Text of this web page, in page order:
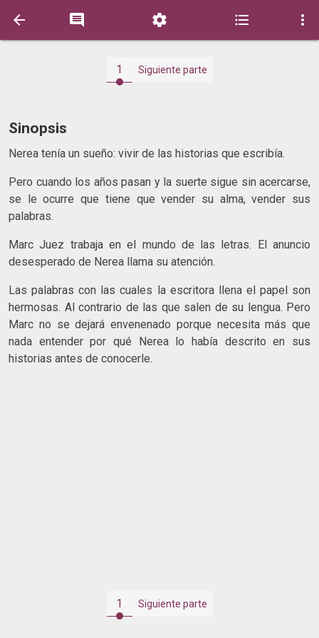
    
1 Siguiente parte
Sinopsis
Nerea tenía un sueño: vivir de las historias que escribía.
Pero cuando los años pasan y la suerte sigue sin acercarse,
se le ocurre que tiene que vender su alma, vender sus
palabras.
Marc Juez trabaja en el mundo de las letras. El anuncio
desesperado de Nerea llama su atención.
Las palabras con las cuales la escritora llena el papel son
hermosas. Al contrario de las que salen de su lengua. Pero
Marc no se dejará envenenado porque necesita más que
nada entender por qué Nerea lo había descrito en sus
historias antes de conocerle.
1 Siguiente parte